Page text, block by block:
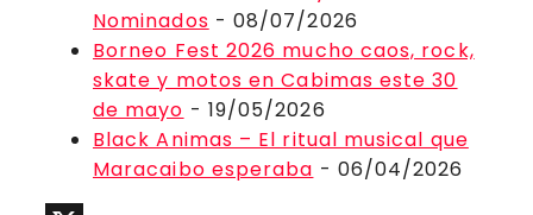
Nominados - 08/07/2026
Borneo Fest 2026 mucho caos, rock,
skate y motos en Cabimas este 30
de mayo - 19/05/2026
Black Animas – El ritual musical que
Maracaibo esperaba - 06/04/2026